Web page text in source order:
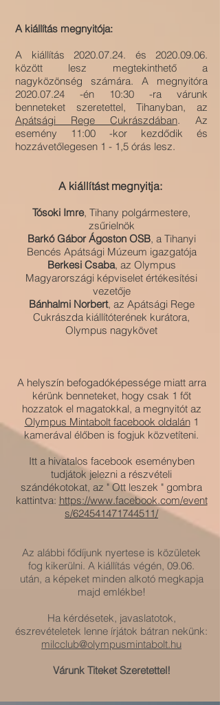
A kiállítás megnyitója:
A kiállítás 2020.07.24. és 2020.09.06.
között lesz megtekinthető a
nagyközönség számára. A megnyitóra
2020.07.24 -én 10:30 -ra várunk
benneteket szeretettel, Tihanyban, az
Apátsági Rege Cukrászdában. Az
esemény 11:00 -kor kezdődik és
hozzávetőlegesen 1 - 1,5 órás lesz.
A kiállítást megnyitja:
Tósoki Imre, Tihany polgármestere,
zsűrielnök
Barkó Gábor Ágoston OSB, a Tihanyi
Bencés Apátsági Múzeum igazgatója
Berkesi Csaba, az Olympus
Magyarországi képviselet értékesítési
vezetője
Bánhalmi Norbert, az Apátsági Rege
Cukrászda kiállítóterének kurátora,
Olympus nagykövet
A helyszín befogadóképessége miatt arra
kérünk benneteket, hogy csak 1 főt
hozzatok el magatokkal, a megnyitót az
Olympus Mintabolt facebook oldalán1
kamerával élőben is fogjuk közvetíteni.
Itt a hivatalos facebook eseményben
tudjátok jelezni a részvételi
szándékotokat, az " Ott leszek " gombra
kattintva: https://www.facebook.com/event
s/624541471744511/
Az alábbi fődíjunk nyertese is közületek
fog kikerülni. A kiállítás végén, 09.06.
után, a képeket minden alkotó megkapja
majd emlékbe!
Ha kérdésetek, javaslatotok,
észrevételetek lenne írjátok bátran nekünk:
milcclub@olympusmintabolt.hu
Várunk Titeket Szeretettel!